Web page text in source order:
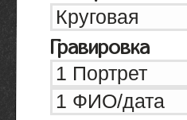
Гравировка